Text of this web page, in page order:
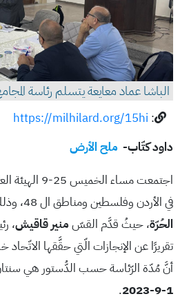
الباشا عماد معايعة يتسلم رئاسة
:
https://milhilard.org/15hi
داود كتّاب- ملح الأرض
اجتمعت مساء
في الأردن وفلسطين ومناطق ال 48، وذلك في
الحُرّة، حيثُ قدَّم القسّمنير قاقيش،
تقريرًا عن الإنجازات الّتي حقَّقها الاتّحاد
أنَّ مُدّة الرّئاسة حسب الدُّستور هي
1-9-2023
.